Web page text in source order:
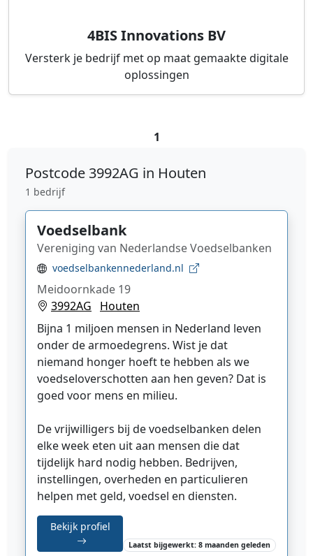
4BIS Innovations BV
Versterk je bedrijf met op maat gemaakte digitale
oplossingen
1
Postcode 3992AG in Houten
1 bedrijf
Voedselbank
Vereniging van Nederlandse Voedselbanken
voedselbankennederland.nl
Meidoornkade 19
3992AG
Houten
Bijna 1 miljoen mensen in Nederland leven
onder de armoedegrens. Wist je dat
niemand honger hoeft te hebben als we
voedseloverschotten aan hen geven? Dat is
goed voor mens en milieu.
De vrijwilligers bij de voedselbanken delen
elke week eten uit aan mensen die dat
tijdelijk hard nodig hebben. Bedrijven,
instellingen, overheden en particulieren
helpen met geld, voedsel en diensten.
Bekijk profiel
Laatst bijgewerkt: 8 maanden geleden